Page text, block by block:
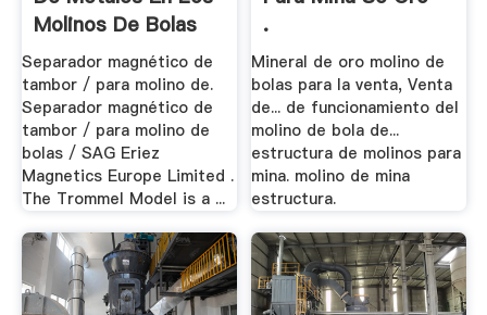
Molinos De Bolas
Separador magnético de
tambor / para molino de.
Separador magnético de
tambor / para molino de
bolas / SAG Eriez
Magnetics Europe Limited .
The Trommel Model is a ...
.
Mineral de oro molino de
bolas para la venta, Venta
de... de funcionamiento del
molino de bola de...
estructura de molinos para
mina. molino de mina
estructura.